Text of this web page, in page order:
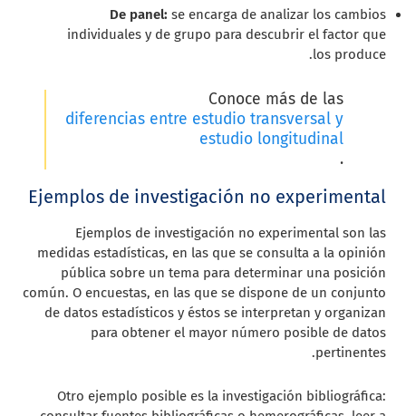
De panel: se encarga de analizar los cambios
individuales y de grupo para descubrir el factor que
los produce.
Conoce más de las
diferencias entre estudio transversal y
estudio longitudinal
.
Ejemplos de investigación no experimental
Ejemplos de investigación no experimental son las
medidas estadísticas, en las que se consulta a la opinión
pública sobre un tema para determinar una posición
común. O encuestas, en las que se dispone de un conjunto
de datos estadísticos y éstos se interpretan y organizan
para obtener el mayor número posible de datos
pertinentes.
Otro ejemplo posible es la investigación bibliográfica: